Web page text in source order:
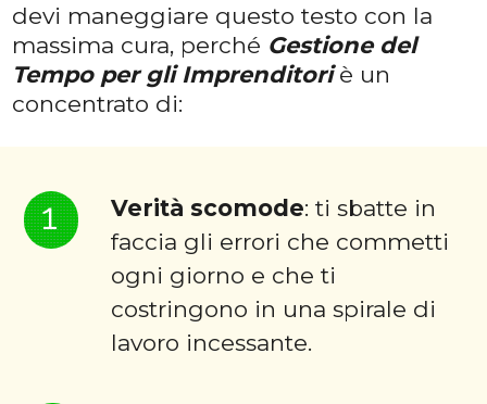
devi maneggiare questo testo con la
massima cura, perché Gestione del
Tempo per gli Imprenditoriè un
concentrato di:
1 Verità scomode: ti sbatte in
faccia gli errori che commetti
ogni giorno e che ti
costringono in una spirale di
lavoro incessante.